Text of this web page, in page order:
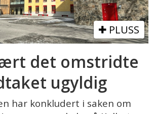
PLUSS
det omstridte
ugyldig
har konkludert i saken om